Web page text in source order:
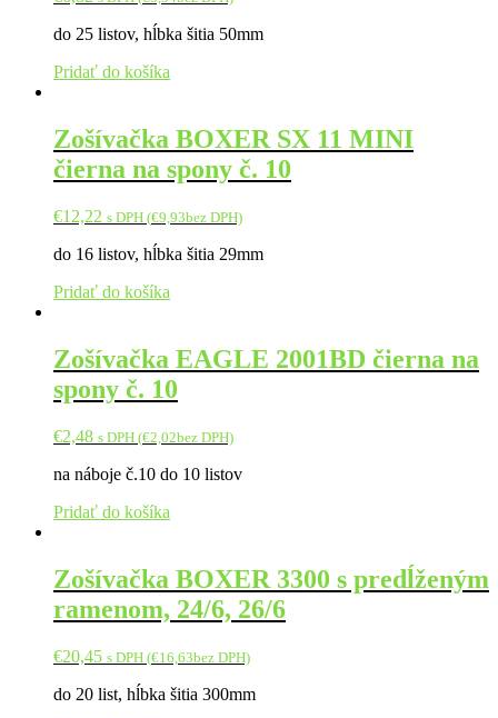
do 25 listov, hĺbka šitia 50mm
Pridať do košíka
Zošívačka BOXER SX 11 MINI
čierna na spony č. 10
€12,22 s DPH (€9,93bez DPH)
do 16 listov, hĺbka šitia 29mm
Pridať do košíka
Zošívačka EAGLE 2001BD čierna na
spony č. 10
€2,48 s DPH (€2,02bez DPH)
na náboje č.10 do 10 listov
Pridať do košíka
Zošívačka BOXER 3300 s predĺženým
ramenom, 24/6, 26/6
€20,45 s DPH (€16,63bez DPH)
do 20 list, hĺbka šitia 300mm